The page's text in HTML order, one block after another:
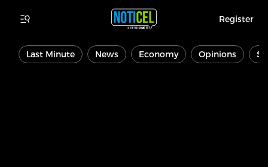
Register
Last Minute News Economy Opinions